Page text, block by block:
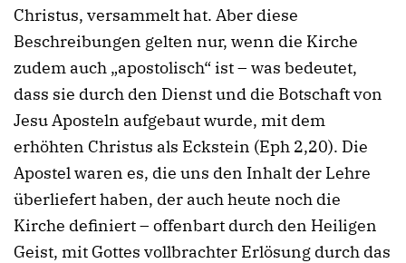
Christus, versammelt hat. Aber diese
Beschreibungen gelten nur, wenn die Kirche
zudem auch „apostolisch“ ist – was bedeutet,
dass sie durch den Dienst und die Botschaft von
Jesu Aposteln aufgebaut wurde, mit dem
erhöhten Christus als Eckstein (Eph 2,20). Die
Apostel waren es, die uns den Inhalt der Lehre
überliefert haben, der auch heute noch die
Kirche definiert – offenbart durch den Heiligen
Geist, mit Gottes vollbrachter Erlösung durch das